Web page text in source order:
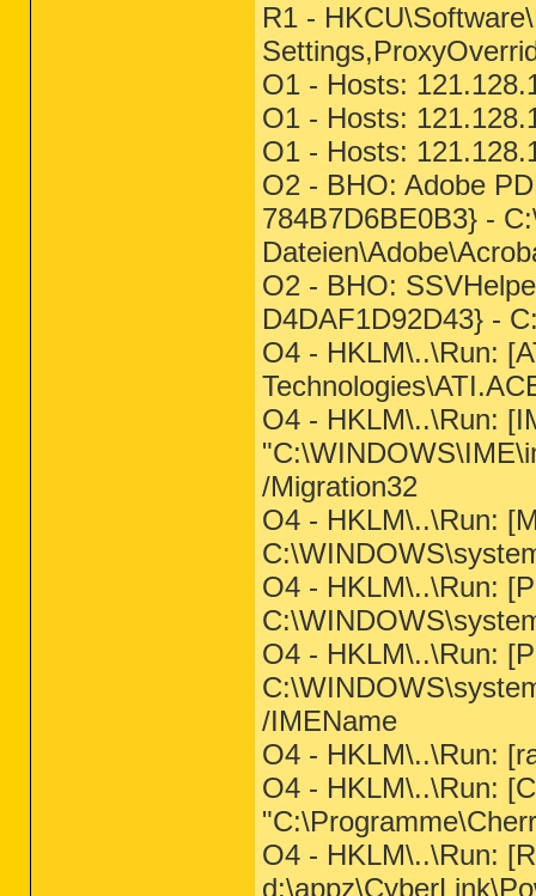
R1 -
O1 - Hosts:
O1 - Hosts:
O1 - Hosts:
O2 - BHO: Adobe
784B7D6BE0B3} -
O2 - BHO:
D4DAF1D92D43} -
O4 - HKLM\..\Run:
O4 - HKLM\..\Run:
/Migration32
O4 - HKLM\..\Run:
O4 - HKLM\..\Run:
O4 - HKLM\..\Run:
/IMEName
O4 - HKLM\..\Run:
O4 - HKLM\..\Run:
O4 - HKLM\..\Run: